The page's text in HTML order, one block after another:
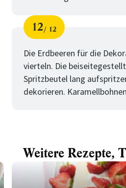
Schritt
12
von
12
für
Die
Cremefüllung
Die Erdbeeren für die
vierteln. Die
Spritzbeutel lang
dekorieren.
Weitere Rezepte,